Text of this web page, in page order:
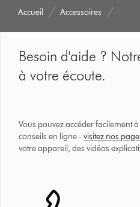
Accueil Accessoires
Besoin d'aide ?
à votre écoute.
Vous pouvez accéder facilement
conseils en ligne -visitez nos
votre appareil, des vidéos